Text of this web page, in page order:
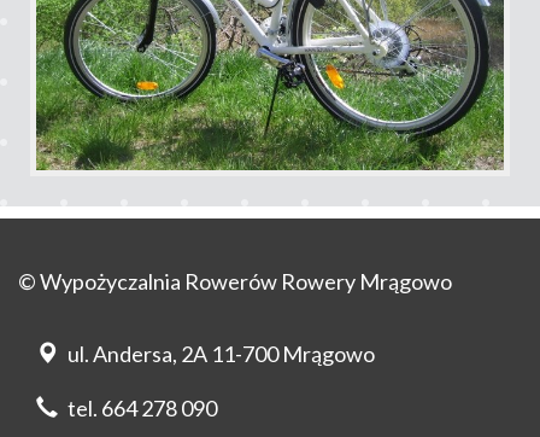
© Wypożyczalnia Rowerów Rowery Mrągowo
ul. Andersa, 2A 11-700 Mrągowo
tel. 664 278 090